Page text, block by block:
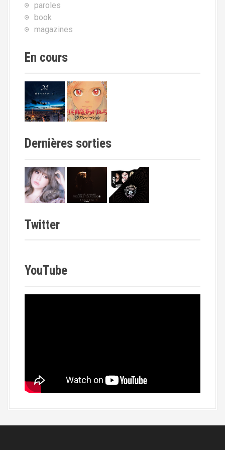
paroles
book
magazines
En cours
Dernières sorties
Twitter
YouTube